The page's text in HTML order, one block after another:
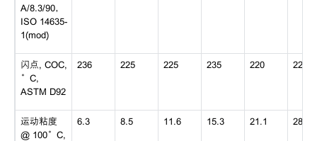
A/8.3/90，
ISO 14635-
1(mod)
闪点, COC,
°C,
ASTM D92
236 225 225 235 220 220
运动粘度
@ 100°C,
6.3 8.5 11.6 15.3 21.1 28.5